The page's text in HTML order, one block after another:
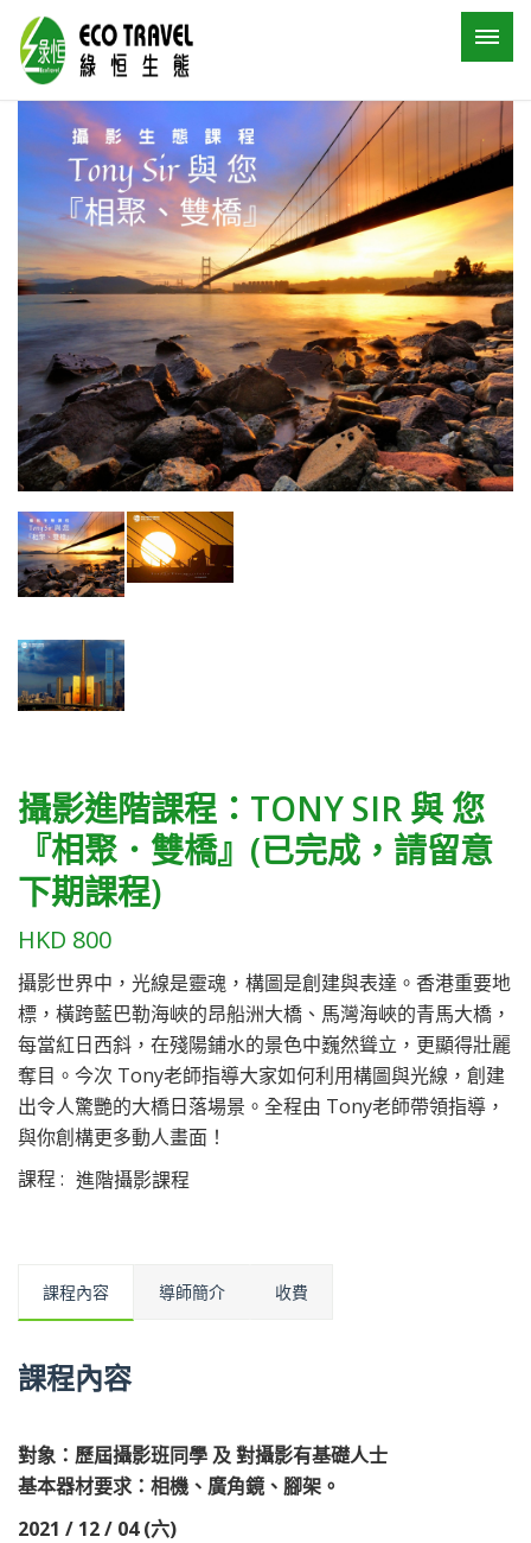
攝影進階課程：TONY SIR 與 您
『相聚．雙橋』(已完成，請留意
下期課程)
HKD 800
攝影世界中，光線是靈魂，構圖是創建與表達。香港重要地
標，橫跨藍巴勒海峽的昂船洲大橋、馬灣海峽的青馬大橋，
每當紅日西斜，在殘陽鋪水的景色中巍然聳立，更顯得壯麗
奪目。今次 Tony老師指導大家如何利用構圖與光線，創建
出令人驚艷的大橋日落場景。全程由 Tony老師帶領指導，
與你創構更多動人畫面！
課程 : 進階攝影課程
課程內容 導師簡介 收費
課程內容
對象：歷屆攝影班同學及 對攝影有基礎人士
基本器材要求： 相機、廣角鏡、腳架。
2021 / 12 / 04 (六)